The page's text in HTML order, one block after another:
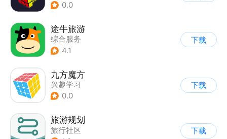
0.0
途牛旅游
综合服务
4.1
下载
九方魔方
兴趣学习
0.0
下载
旅游规划
旅行社区
下载